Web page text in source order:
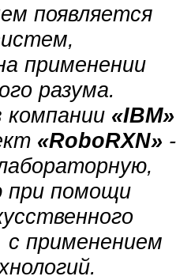
появляется
применении
разума.
«IBM»
«RoboRXN» -
при помощи
применением